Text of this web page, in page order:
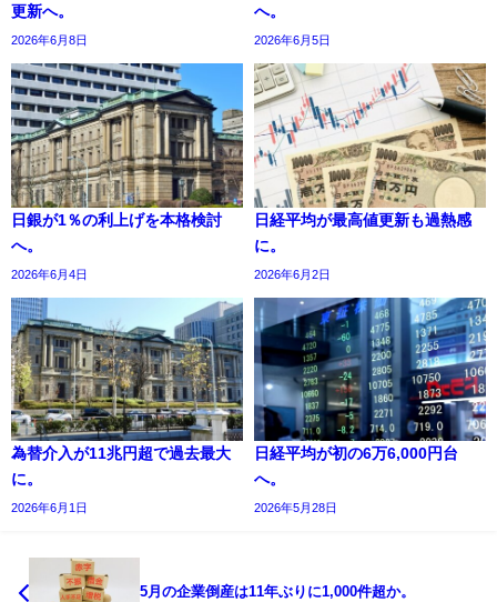
更新へ。
2026年6月8日
へ。
2026年6月5日
日銀が1％の利上げを本格検討
へ。
2026年6月4日
日経平均が最高値更新も過熱感
に。
2026年6月2日
為替介入が11兆円超で過去最大
に。
2026年6月1日
日経平均が初の6万6,000円台
へ。
2026年5月28日
5月の企業倒産は11年ぶりに1,000件超か。